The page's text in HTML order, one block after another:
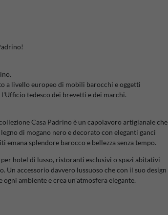
a livello europeo di mobili barocchi e oggetti
tedesco dei brevetti e dei marchi.
Casa Padrino è un capolavoro artigianale che
di mogano nero e decorato con eleganti ganci
splendore barocco e bellezza senza tempo.
hotel di lusso, ristoranti esclusivi o spazi abitativi
Un accessorio davvero lussuoso che con il suo design
ambiente e crea un'atmosfera elegante.